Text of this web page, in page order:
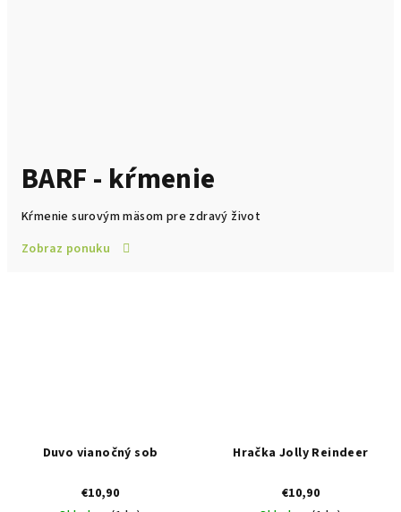
BARF - kŕmenie
Kŕmenie surovým mäsom pre zdravý život
Zobraz ponuku
Duvo vianočný sob
€10,90
Hračka Jolly Reindeer
€10,90